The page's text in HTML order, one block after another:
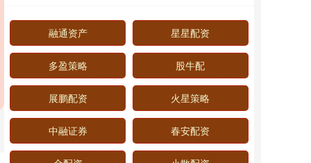
融通资产 星星配资
多盈策略 股牛配
展鹏配资 火星策略
中融证券 春安配资